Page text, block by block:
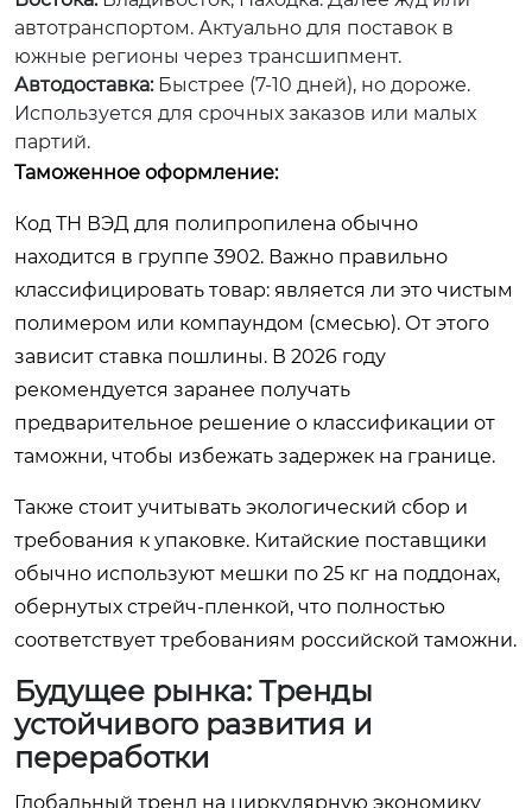
автотранспортом. Актуально для поставок в
южные регионы через трансшипмент.
Автодоставка:Быстрее (7-10 дней), но дороже.
Используется для срочных заказов или малых
партий.
Таможенное оформление:
Код ТН ВЭД для полипропилена обычно
находится в группе 3902. Важно правильно
классифицировать товар: является ли это чистым
полимером или компаундом (смесью). От этого
зависит ставка пошлины. В 2026 году
рекомендуется заранее получать
предварительное решение о классификации от
таможни, чтобы избежать задержек на границе.
Также стоит учитывать экологический сбор и
требования к упаковке. Китайские поставщики
обычно используют мешки по 25 кг на поддонах,
обернутых стрейч-пленкой, что полностью
соответствует требованиям российской таможни.
Будущее рынка: Тренды
устойчивого развития и
переработки
Глобальный тренд на циркулярную экономику